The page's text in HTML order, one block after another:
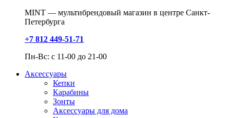
MINT — мультибрендовый магазин в центре Санкт-
Петербурга
+7 812 449-51-71
Пн-Вс: с 11-00 до 21-00
Аксессуары
Кепки
Карабины
Зонты
Аксессуары для дома